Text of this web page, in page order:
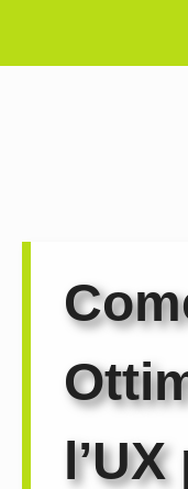
contenuto